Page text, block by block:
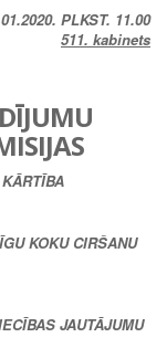
PLKST. 11.00
511. kabinets
KOKU CIRŠANU
JAUTĀJUMU